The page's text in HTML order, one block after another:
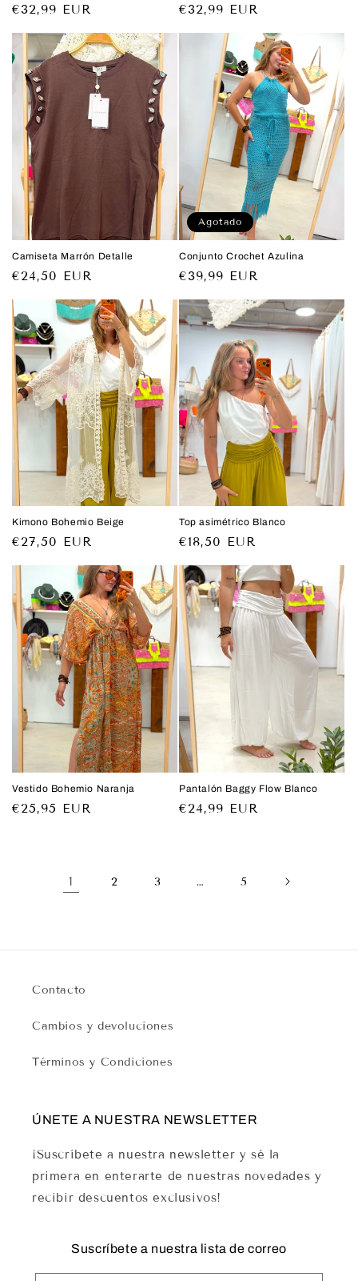
Precio
€32,99 EUR
Precio
€32,99 EUR
Camiseta Marrón Detalle
Precio
€24,50 EUR
Agotado
Conjunto Crochet Azulina
Precio
€39,99 EUR
Kimono Bohemio Beige
Precio
€27,50 EUR
Top asimétrico Blanco
Precio
€18,50 EUR
Vestido Bohemio Naranja
Precio
€25,95 EUR
Pantalón Baggy Flow Blanco
Precio
€24,99 EUR
1 2 3 … 5
Contacto
Cambios y devoluciones
Términos y Condiciones
ÚNETE A NUESTRA NEWSLETTER
¡Suscríbete a nuestra newsletter y sé la
primera en enterarte de nuestras novedades y
recibir descuentos exclusivos!
Suscríbete a nuestra lista de correo